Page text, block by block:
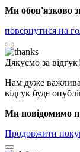
Ми обов'язково
повернутися на
Дякуємо за відгук!
Нам дуже важлива
відгук буде
Ми повідомимо
Продовжити